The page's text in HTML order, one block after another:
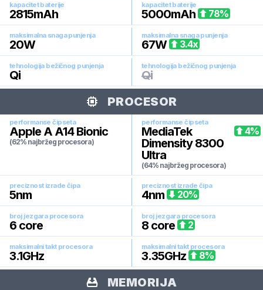
kapacitet baterije
2815mAh
kapacitet baterije
5000mAh 78%
maksimalna snaga punjenja
20W
maksimalna snaga punjenja
67W 3.4x
tehnologija bežičnog punjenja
Qi
tehnologija bežičnog punjenja
Qi
PROCESOR
performanse čipseta
Apple A A14 Bionic
(62% najbržeg procesora)
performanse čipseta
MediaTek
Dimensity 8300
Ultra
(64% najbržeg procesora)
4%
preciznost izrade čipa
5nm
preciznost izrade čipa
4nm 20%
broj jezgara procesora
6 core
broj jezgara procesora
8 core 2
maksimalni takt procesora
3.1GHz
maksimalni takt procesora
3.35GHz 8%
MEMORIJA